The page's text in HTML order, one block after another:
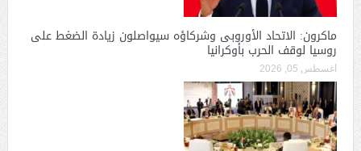
ماكرون: الاتحاد الأوروبى وشركاؤه سيواصلون زيادة الضغط على
روسيا لوقف الحرب بأوكرانيا
أغسطس 05, 2026